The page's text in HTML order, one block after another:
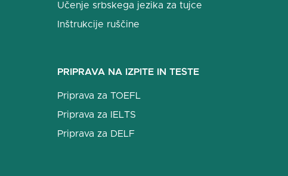
Učenje srbskega jezika za tujce
Inštrukcije ruščine
PRIPRAVA NA IZPITE IN TESTE
Priprava za TOEFL
Priprava za IELTS
Priprava za DELF